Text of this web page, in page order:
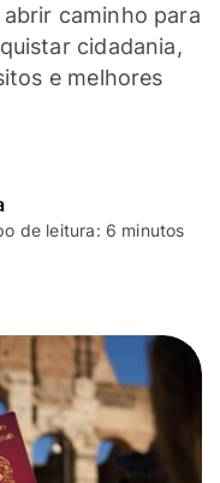
caminho para
cidadania,
e melhores
de leitura: 6 minutos